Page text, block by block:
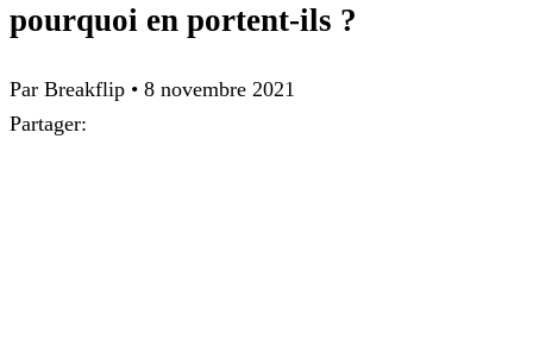
pourquoi en portent-ils ?
Par Breakflip • 8 novembre 2021
Partager: